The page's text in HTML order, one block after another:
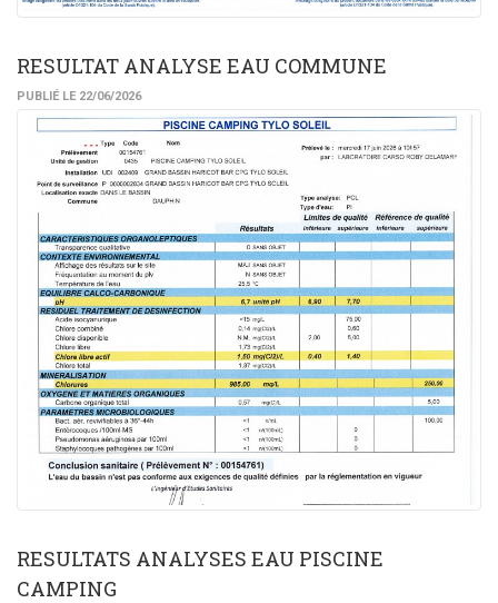
RESULTAT ANALYSE EAU COMMUNE
PUBLIÉ LE 22/06/2026
RESULTATS ANALYSES EAU PISCINE
CAMPING